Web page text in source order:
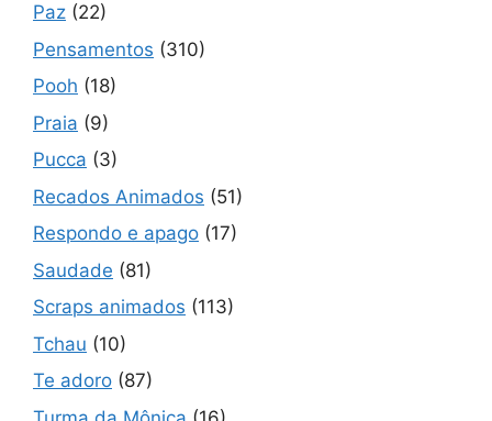
Paz (22)
Pensamentos (310)
Pooh (18)
Praia (9)
Pucca (3)
Recados Animados (51)
Respondo e apago (17)
Saudade (81)
Scraps animados (113)
Tchau (10)
Te adoro (87)